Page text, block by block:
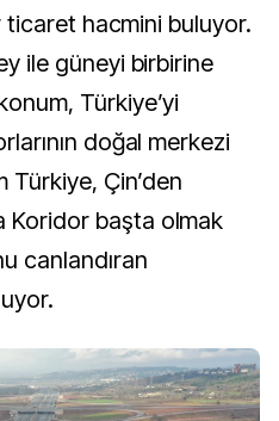
ticaret hacmini buluyor.
ile güneyi birbirine
Türkiye’yi
doğal merkezi
Çin’den
Koridor başta olmak
canlandıran